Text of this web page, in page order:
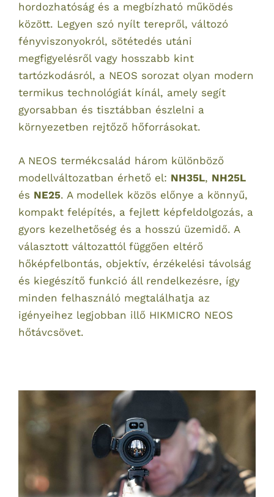
hordozhatóság és a megbízható működés
között. Legyen szó nyílt terepről, változó
fényviszonyokról, sötétedés utáni
megfigyelésről vagy hosszabb kint
tartózkodásról, a NEOS sorozat olyan modern
termikus technológiát kínál, amely segít
gyorsabban és tisztábban észlelni a
környezetben rejtőző hőforrásokat.
A NEOS termékcsalád három különböző
modellváltozatban érhető el: NH35L, NH25L
és NE25. A modellek közös előnye a könnyű,
kompakt felépítés, a fejlett képfeldolgozás, a
gyors kezelhetőség és a hosszú üzemidő. A
választott változattól függően eltérő
hőképfelbontás, objektív, érzékelési távolság
és kiegészítő funkció áll rendelkezésre, így
minden felhasználó megtalálhatja az
igényeihez legjobban illő HIKMICRO NEOS
hőtávcsövet.